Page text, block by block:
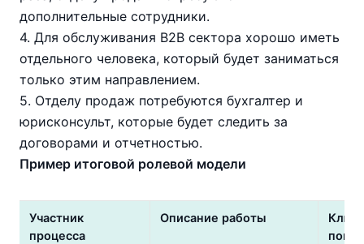
дополнительные сотрудники.
4. Для обслуживания В2В сектора хорошо иметь
отдельного человека, который будет заниматься
только этим направлением.
5. Отделу продаж потребуются бухгалтер и
юрисконсульт, которые будет следить за
договорами и отчетностью.
Пример итоговой ролевой модели
Участник
процесса
Описание работы